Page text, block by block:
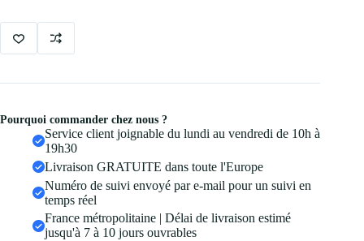
Pourquoi commander chez nous ?
Service client joignable du lundi au vendredi de 10h à
19h30
Livraison GRATUITE dans toute l'Europe
Numéro de suivi envoyé par e-mail pour un suivi en
temps réel
France métropolitaine | Délai de livraison estimé
jusqu'à 7 à 10 jours ouvrables